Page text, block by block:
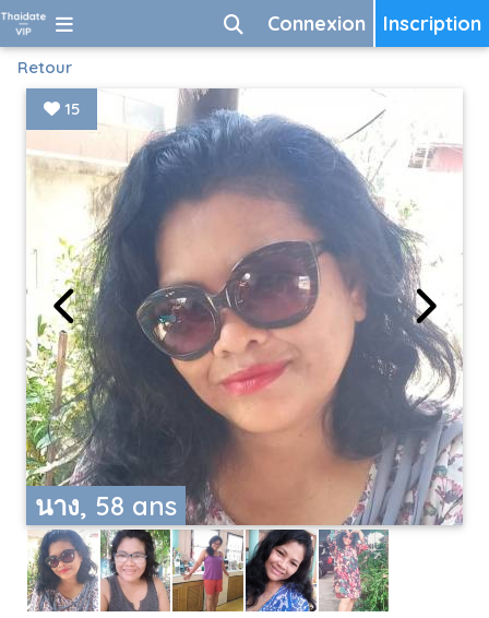
Inscription
Connexion
Retour
นาง, 58 ans
15